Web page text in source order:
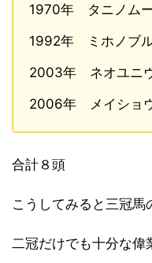
1970年 タニノム
1992年 ミホノブ
2003年 ネオユニ
2006年 メイショ
合計８頭
こうしてみると三冠馬
二冠だけでも十分な偉